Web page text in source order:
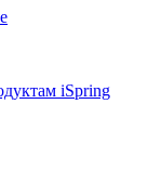
iSpring